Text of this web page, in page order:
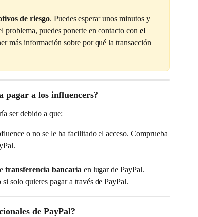
de riesgo. Puedes esperar unos minutos y
problema, puedes ponerte en contacto con el
más información sobre por qué la transacción
pagar a los influencers?
ser debido a que:
o no se le ha facilitado el acceso. Comprueba
transferencia bancaria en lugar de PayPal.
solo quieres pagar a través de PayPal.
de PayPal?